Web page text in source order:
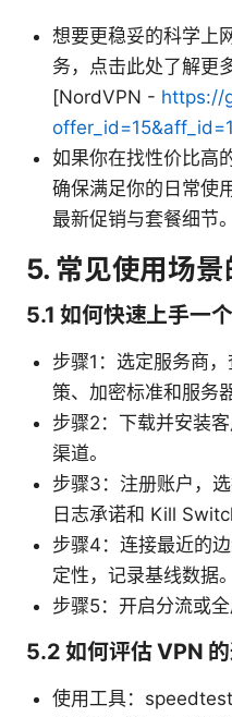
想要更稳妥的科学上
务，点击此处了解更
[NordVPN - https://
如果你在找性价比高
确保满足你的日常使
最新促销与套餐细节。
5. 常见使用场
5.1 如何快速上手一
步骤1：选定服务商
策、加密标准和服务
步骤2：下载并安装
渠道。
步骤3：注册账户，
日志承诺和 Kill
步骤4：连接最近的
定性，记录基线数据。
步骤5：开启分流或全
5.2 如何评估 VPN
使用工具：